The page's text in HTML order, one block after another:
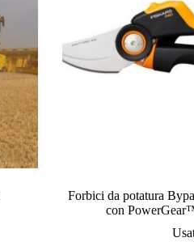
Forbici da potatura
con